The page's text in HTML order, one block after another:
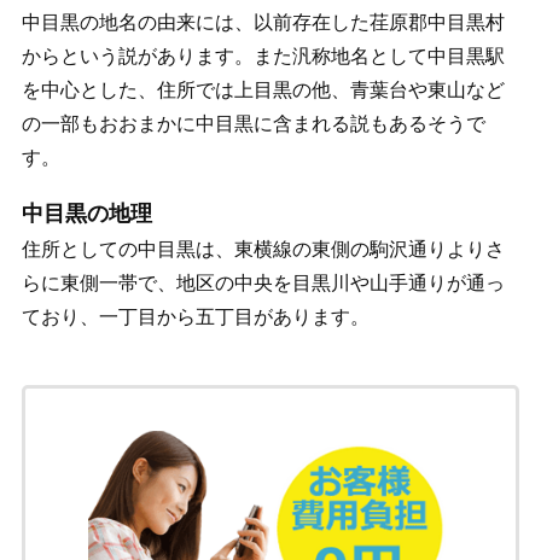
中目黒の地名の由来には、以前存在した荏原郡中目黒村
からという説があります。また汎称地名として中目黒駅
を中心とした、住所では上目黒の他、青葉台や東山など
の一部もおおまかに中目黒に含まれる説もあるそうで
す。
中目黒の地理
住所としての中目黒は、東横線の東側の駒沢通りよりさ
らに東側一帯で、地区の中央を目黒川や山手通りが通っ
ており、一丁目から五丁目があります。